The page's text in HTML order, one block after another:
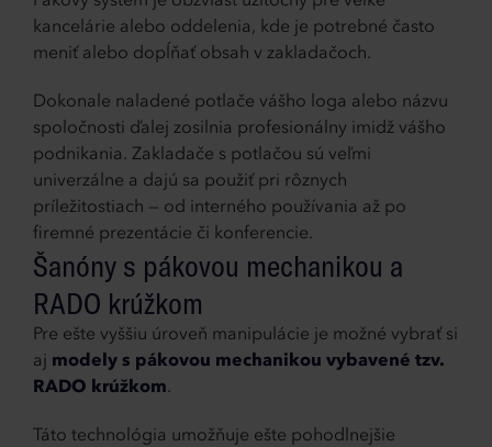
kancelárie alebo oddelenia, kde je potrebné často
meniť alebo dopĺňať obsah v zakladačoch.
Dokonale naladené potlače vášho loga alebo názvu
spoločnosti ďalej zosilnia profesionálny imidž vášho
podnikania. Zakladače s potlačou sú veľmi
univerzálne a dajú sa použiť pri rôznych
príležitostiach — od interného používania až po
firemné prezentácie či konferencie.
Šanóny s pákovou mechanikou a
RADO krúžkom
Pre ešte vyššiu úroveň manipulácie je možné vybrať si
aj modely s pákovou mechanikou vybavené tzv.
RADO krúžkom.
Táto technológia umožňuje ešte pohodlnejšie